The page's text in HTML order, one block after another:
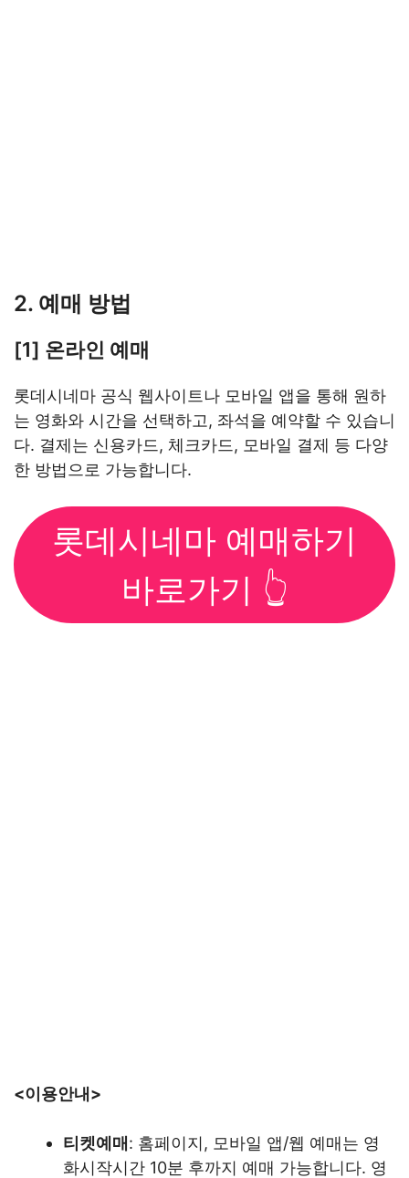
2. 예매 방법
[1] 온라인 예매
롯데시네마 공식 웹사이트나 모바일 앱을 통해 원하
는 영화와 시간을 선택하고, 좌석을 예약할 수 있습니
다. 결제는 신용카드, 체크카드, 모바일 결제 등 다양
한 방법으로 가능합니다.
롯데시네마 예매하기
바로가기 👆
<이용안내>
티켓예매 : 홈페이지, 모바일 앱/웹 예매는 영
화시작시간 10분 후까지 예매 가능합니다. 영